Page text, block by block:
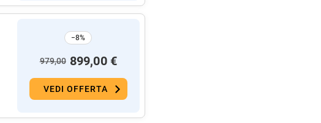
−8%
979,00 899,00 €
VEDI OFFERTA